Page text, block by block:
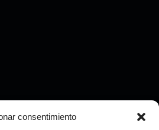
consentimiento